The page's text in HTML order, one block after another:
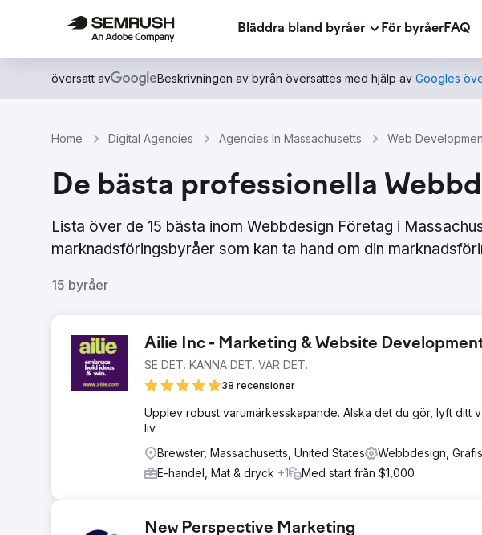
Bläddra bland byråer För byråerFAQ
översatt av Beskrivningen av byrån översattes med hjälp av Googles
Home Digital Agencies Agencies In Massachusetts Web
De bästa professionella
Lista över de 15 bästa inom Webbdesign Företag i
marknadsföringsbyråer som kan ta hand om din
15 byråer
Ailie Inc - Marketing & Website
SE DET. KÄNNA DET. VAR DET.
38 recensioner
Upplev robust varumärkesskapande. Älska det du gör, lyft ditt
liv.
Brewster, Massachusetts, United States
Webbdesign,
E-handel, Mat & dryck +1 Med start från $1,000
New Perspective Marketing